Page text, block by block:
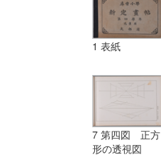
1 表紙
7 第四図 正方
形の透視図